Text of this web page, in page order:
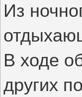
Из
В ходе
других